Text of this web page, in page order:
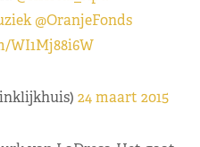
@OranjeFonds
WI1Mj88i6W
24 maart 2015